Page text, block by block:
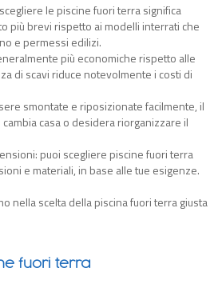
le piscine fuori terra significa
più brevi rispetto ai modelli interrati che
e permessi edilizi.
più economiche rispetto alle
di scavi riduce notevolmente i costi di
smontate e riposizionate facilmente, il
casa o desidera riorganizzare il
puoi scegliere piscine fuori terra
e materiali, in base alle tue esigenze.
nella scelta della piscina fuori terra giusta
fuori terra